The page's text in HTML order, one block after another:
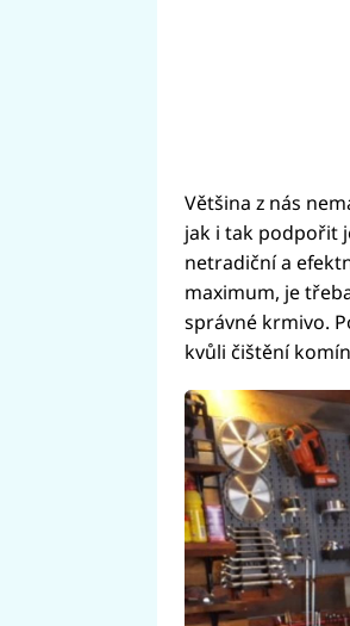
Většina z nás
jak i tak podpořit
netradiční a
maximum, je
správné krmivo.
kvůli čištění